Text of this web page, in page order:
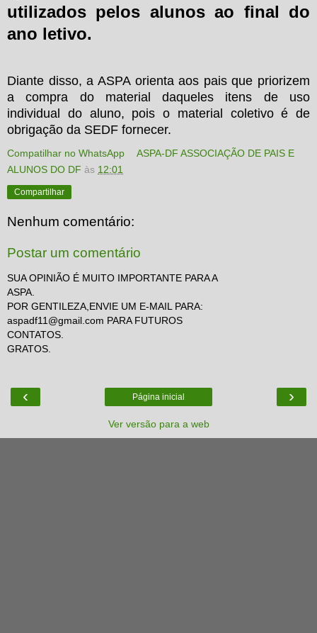
utilizados pelos alunos ao final do
ano letivo.
Diante disso, a ASPA orienta aos pais que priorizem
a compra do material daqueles itens de uso
individual do aluno, pois o material coletivo é de
obrigação da SEDF fornecer.
Compatilhar no WhatsApp
ASPA-DF ASSOCIAÇÃO DE PAIS E
ALUNOS DO DF às 12:01
Compartilhar
Nenhum comentário:
Postar um comentário
SUA OPINIÃO É MUITO IMPORTANTE PARA A
ASPA.
POR GENTILEZA,ENVIE UM E-MAIL PARA:
aspadf11@gmail.com PARA FUTUROS
CONTATOS.
GRATOS.
‹ ›
Página inicial
Ver versão para a web